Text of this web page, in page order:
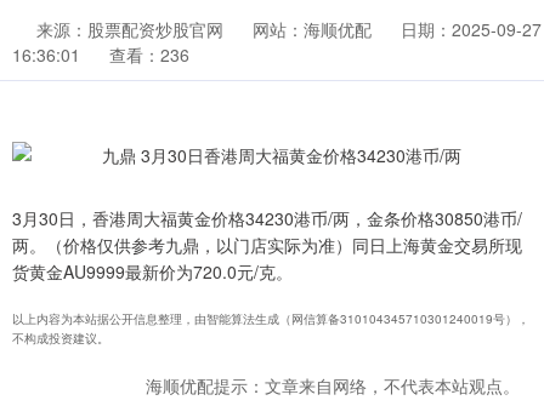
来源：股票配资炒股官网 网站：海顺优配
日期：2025-09-27
16:36:01
查看：236
3月30日，香港周大福黄金价格34230港币/两，金条价格30850港币/
两。（价格仅供参考九鼎，以门店实际为准）同日上海黄金交易所现
货黄金AU9999最新价为720.0元/克。
以上内容为本站据公开信息整理，由智能算法生成（网信算备310104345710301240019号），
不构成投资建议。
海顺优配提示：文章来自网络，不代表本站观点。